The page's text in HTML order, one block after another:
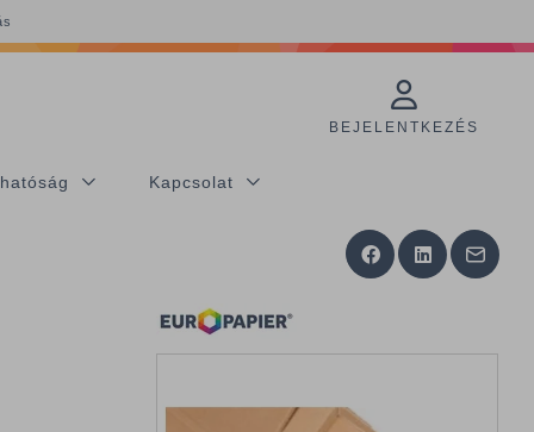
BEJELENTKEZÉS
Kapcsolat